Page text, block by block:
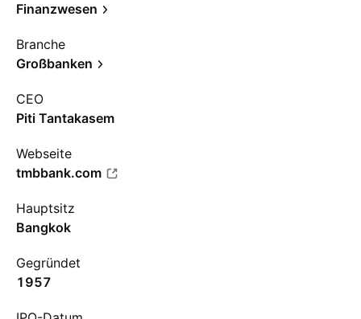
Finanzwesen
Branche
Großbanken
CEO
Piti Tantakasem
Webseite
tmbbank.com
Hauptsitz
Bangkok
Gegründet
1957